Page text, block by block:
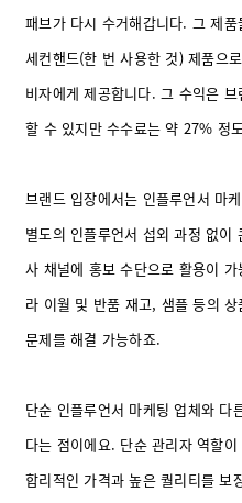
패브가 다시 수거해갑니다. 그 제
세컨핸드(한 번 사용한 것) 제품으
비자에게 제공합니다. 그 수익은
할 수 있지만 수수료는 약 27% 정
브랜드 입장에서는 인플루언서 마
별도의 인플루언서 섭외 과정 없
사 채널에 홍보 수단으로 활용이
라 이월 및 반품 재고, 샘플 등의
문제를 해결 가능하죠.
단순 인플루언서 마케팅 업체와 다
다는 점이에요. 단순 관리자 역할
합리적인 가격과 높은 퀄리티를 보